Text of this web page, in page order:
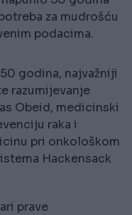
za mudrošću
podacima.
godina, najvažniji
razumijevanje
Obeid, medicinski
raka i
pri onkološkom
Hackensack
prave